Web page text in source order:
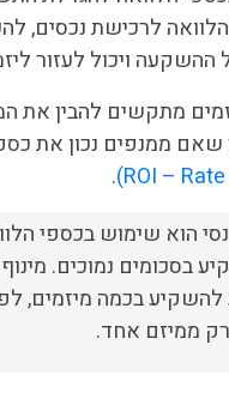
לרכישת נכסים,
ויכול לעזור
מתקשים להבין את
שאם ממנפים נכון את
.
הוא שימוש בכספי
בסכומים נמוכים.
בכמה מיזמים,
ממיזם אחד.